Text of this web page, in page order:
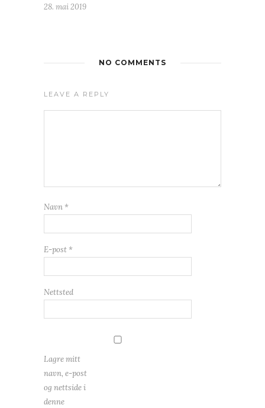
28. mai 2019
NO COMMENTS
LEAVE A REPLY
Navn *
E-post *
Nettsted
Lagre mitt
navn, e-post
og nettside i
denne